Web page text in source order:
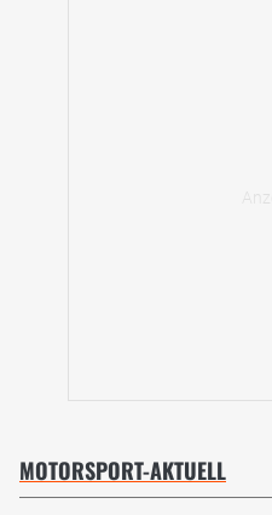
MOTORSPORT-AKTUELL